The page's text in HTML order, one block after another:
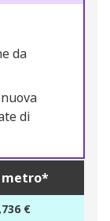
da
di
metro*
€